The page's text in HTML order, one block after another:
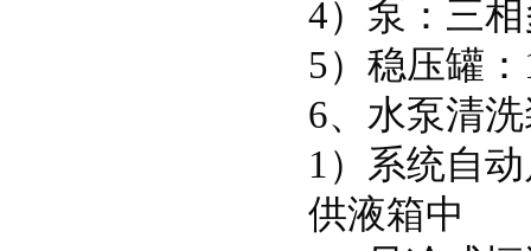
4）泵：三
5）稳压罐
6、水泵清
1）系统自
供液箱中